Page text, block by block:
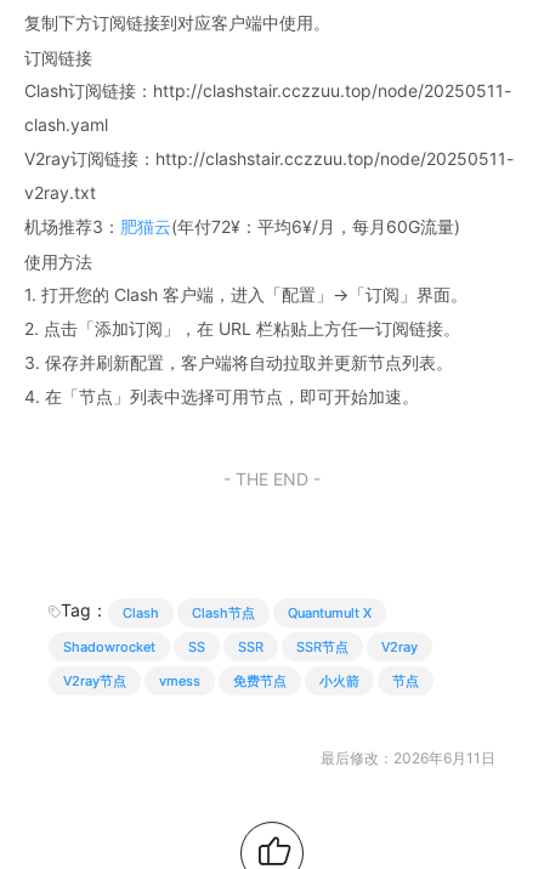
复制下方订阅链接到对应客户端中使用。
订阅链接
Clash订阅链接：http://clashstair.cczzuu.top/node/20250511-
clash.yaml
V2ray订阅链接：http://clashstair.cczzuu.top/node/20250511-
v2ray.txt
机场推荐3： 肥猫云(年付72¥：平均6¥/月，每月60G流量)
使用方法
1. 打开您的 Clash 客户端，进入「配置」→「订阅」界面。
2. 点击「添加订阅」，在 URL 栏粘贴上方任一订阅链接。
3. 保存并刷新配置，客户端将自动拉取并更新节点列表。
4. 在「节点」列表中选择可用节点，即可开始加速。
- THE END -
Tag： Clash Clash节点
Quantumult X
Shadowrocket
SS SSR SSR节点
V2ray
V2ray节点
vmess 免费节点 小火箭 节点
最后修改：2026年6月11日